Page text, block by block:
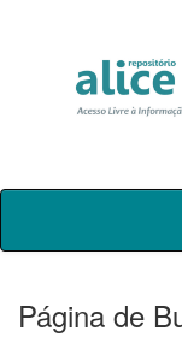
Skip
Página de